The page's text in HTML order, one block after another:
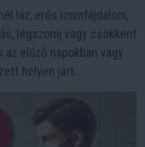
láz, erős izomfájdalom,
légszomj vagy csökkent
előző napokban vagy
helyen járt.